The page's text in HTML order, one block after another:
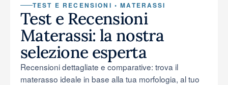
Strumenti e simulatori
TEST E RECENSIONI • MATERASSI
Test e Recensioni
Materassi: la nostra
selezione esperta
Recensioni dettagliate e comparative: trova il
materasso ideale in base alla tua morfologia, al tuo